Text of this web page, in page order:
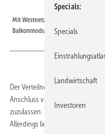
Mit Westnetz gibt der erste
Balkonmodule auf.
Der Verteilnetzbetreiber
Anschluss von Plug-in-Modulen
zuzulassen. Der Nutzer muss die
Allerdings liegen die
Specials
Specials
Landwirtschaft
Investoren